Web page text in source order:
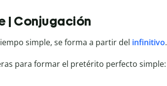
| Conjugación
simple, se forma a partir del infinitivo.
para formar el pretérito perfecto simple: